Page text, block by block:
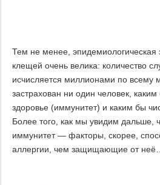
Тем не менее, эпидемиологическая
клещей очень велика: количество
исчисляется миллионами по всему
застрахован ни один человек,
здоровье (иммунитет) и каким бы
Более того, как мы увидим дальше,
иммунитет — факторы, скорее,
аллергии, чем защищающие от неё…